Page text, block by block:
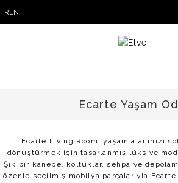
TREN
Ecarte Yaşam
Ecarte Living Room, yaşam alanınızı
dönüştürmek için tasarlanmış lüks ve
Şık bir kanepe, koltuklar, sehpa ve
özenle seçilmiş mobilya parçalarıyla